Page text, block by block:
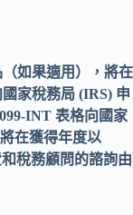
如果適用），將在
家稅務局 (IRS) 申
INT 表格向國家
在獲得年度以
稅務顧問的諮詢由